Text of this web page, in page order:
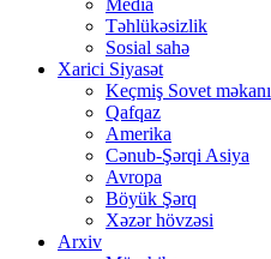
Media
Təhlükəsizlik
Sosial sahə
Xarici Siyasət
Keçmiş Sovet məkanı
Qafqaz
Amerika
Cənub-Şərqi Asiya
Avropa
Böyük Şərq
Xəzər hövzəsi
Arxiv